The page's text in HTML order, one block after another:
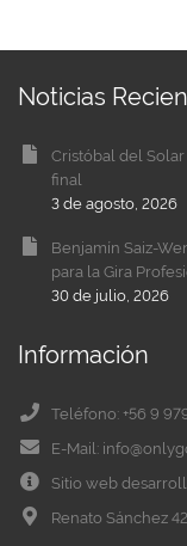
Noticias
Cristóbal del
final
3 de agosto, 2026
Benjamín Saiz-
para la Gira
30 de julio, 2026
Información
Teléfono: +56 9
E-Mail:
Sitio web
Renato Sánchez